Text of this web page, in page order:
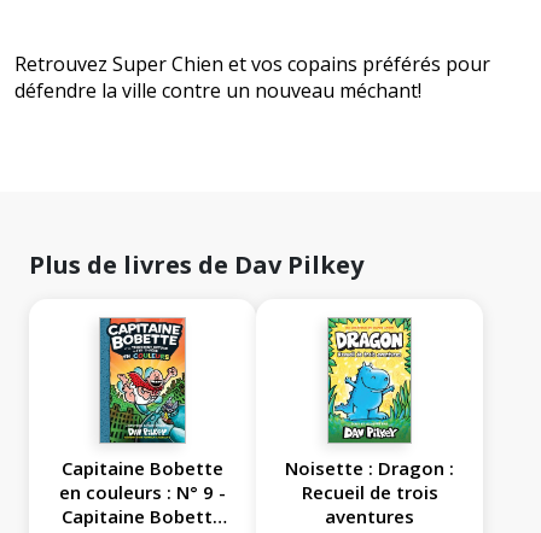
Retrouvez Super Chien et vos copains préférés pour
défendre la ville contre un nouveau méchant!
Plus de livres de Dav Pilkey
Capitaine Bobette
en couleurs : N° 9 -
Capitaine Bobette
Noisette : Dragon :
Recueil de trois
aventures